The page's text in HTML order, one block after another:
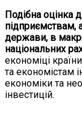
Подібна оцінка
підприємствам,
держави, в
національних
економіці
та економістам
економіки та
інвестицій.